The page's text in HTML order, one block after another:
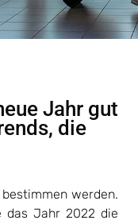
Jahr gut
die
werden.
das Jahr 2022 die